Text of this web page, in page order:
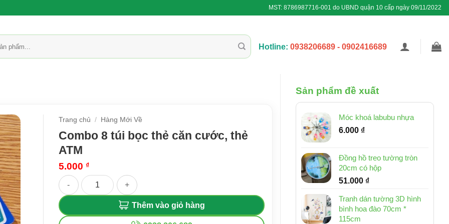
MST: 8786987716-001 do UBND quận 10 cấp ngày 09/11/2022
Hotline: 0938206689 - 0902416689
Sản phẩm đề xuất
Móc khoá labubu nhựa
6.000 ₫
Đồng hồ treo tường tròn
20cm có hộp
51.000 ₫
Tranh dán tường 3D hình
bình hoa đào 70cm *
115cm
Trang chủ / Hàng Mới Về
Combo 8 túi bọc thẻ căn cước, thẻ
ATM
5.000 ₫
Combo 8 túi bọc thẻ căn cước, thẻ ATM số lượng
Thêm vào giỏ hàng